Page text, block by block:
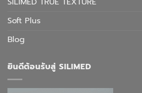
Soft Plus
Blog
ยินดีต้อนรับสู่ SILIMED